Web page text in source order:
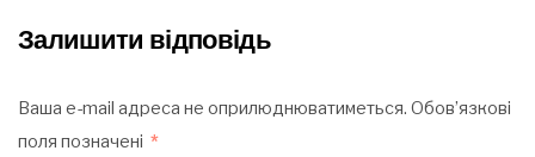
Залишити відповідь
Ваша e-mail адреса не оприлюднюватиметься. Обов’язкові
поля позначені *